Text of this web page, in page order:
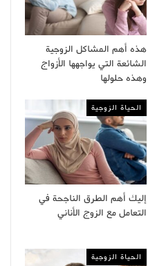
هذه أهم المشاكل الزوجية
الشائعة التي يواجهها الأزواج
وهذه حلولها
الحياة الزوجية
إليك أهم الطرق الناجحة في
التعامل مع الزوج الأناني
الحياة الزوجية